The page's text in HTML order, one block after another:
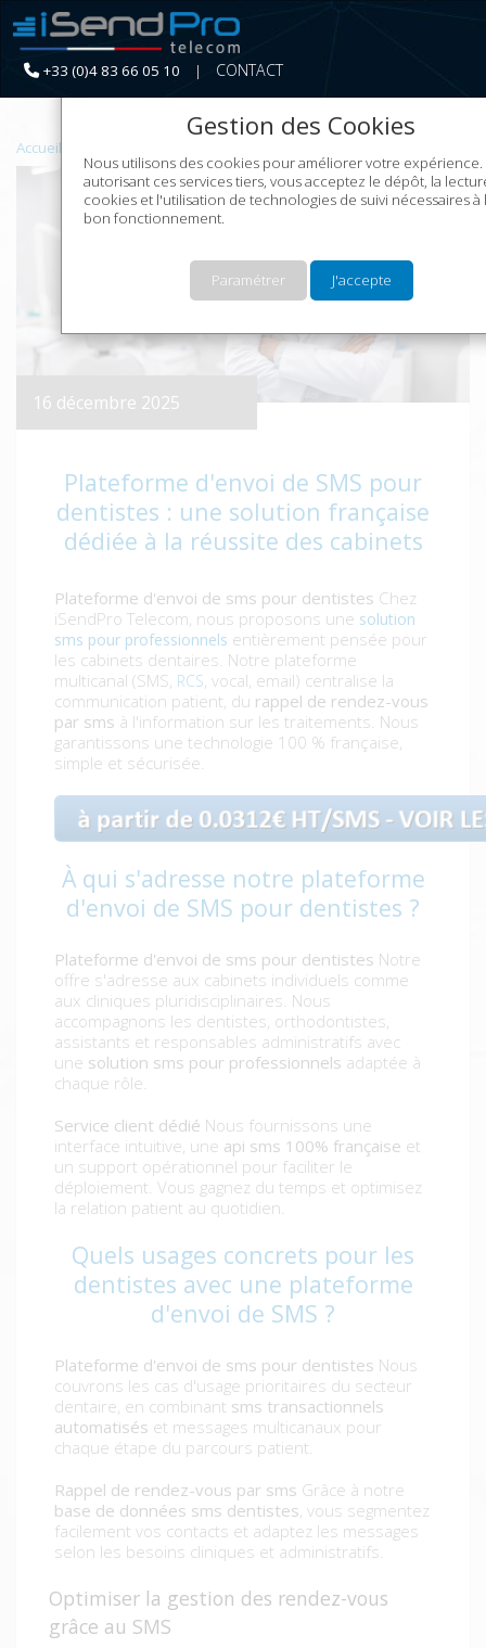
Gestion des Cookies
Nous utilisons des cookies pour améliorer votre expérience.
autorisant ces services tiers, vous acceptez le dépôt, la
cookies et l'utilisation de technologies de suivi nécessaires à
bon fonctionnement.
Paramétrer J'accepte
+33 (0)4 83 66 05 10 | CONTACT
Accueil
16 décembre 2025
Plateforme d'envoi de SMS pour
dentistes : une solution française
dédiée à la réussite des cabinets
Plateforme d'envoi de sms pour dentistes Chez
iSendPro Telecom, nous proposons une solution
sms pour professionnels entièrement pensée pour
les cabinets dentaires. Notre plateforme
multicanal (SMS, RCS , vocal, email) centralise la
communication patient, du rappel de rendez-vous
par sms à l'information sur les traitements. Nous
garantissons une technologie 100 % française,
simple et sécurisée.
À qui s'adresse notre plateforme
d'envoi de SMS pour dentistes ?
Plateforme d'envoi de sms pour dentistes Notre
offre s'adresse aux cabinets individuels comme
aux cliniques pluridisciplinaires. Nous
accompagnons les dentistes, orthodontistes,
assistants et responsables administratifs avec
une solution sms pour professionnels adaptée à
chaque rôle.
Service client dédié Nous fournissons une
interface intuitive, une api sms 100% française et
un support opérationnel pour faciliter le
déploiement. Vous gagnez du temps et optimisez
la relation patient au quotidien.
Quels usages concrets pour les
dentistes avec une plateforme
d'envoi de SMS ?
Plateforme d'envoi de sms pour dentistes Nous
couvrons les cas d'usage prioritaires du secteur
dentaire, en combinant sms transactionnels
automatisés et messages multicanaux pour
chaque étape du parcours patient.
Rappel de rendez-vous par sms Grâce à notre
base de données sms dentistes , vous segmentez
facilement vos contacts et adaptez les messages
selon les besoins cliniques et administratifs.
Optimiser la gestion des rendez-vous
grâce au SMS